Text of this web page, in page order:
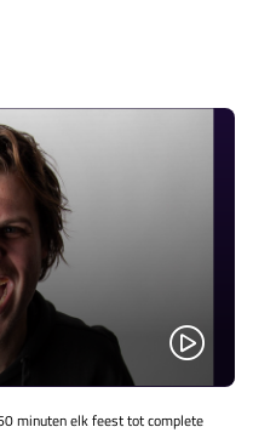
minuten elk feest tot complete